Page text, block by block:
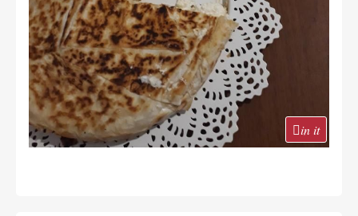
in it